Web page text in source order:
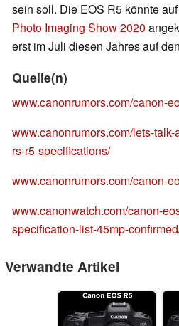
sein soll. Die EOS R5 könnte
Photo Imaging Show 2020
erst im Juli diesen Jahres auf
Quelle(n)
www.canonrumors.com/canon-
www.canonrumors.com/lets-
rs-r5-specifications/
www.canonrumors.com/canon-
www.canonwatch.com/canon-
specification-list-45mp-
Verwandte Artikel